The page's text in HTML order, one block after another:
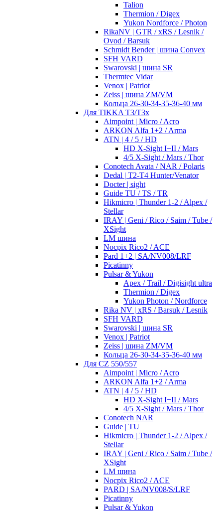
Talion
Thermion / Digex
Yukon Nordforce / Photon
RikaNV | GTR / xRS / Lesnik /
Ovod / Barsuk
Schmidt Bender | шина Convex
SFH VARD
Swarovski | шина SR
Thermtec Vidar
Venox | Patriot
Zeiss | шина ZM/VM
Кольца 26-30-34-35-36-40 мм
Для TIKKA T3/T3x
Aimpoint | Micro / Acro
ARKON Alfa 1+2 / Arma
ATN | 4 / 5 / HD
HD X-Sight I+II / Mars
4/5 X-Sight / Mars / Thor
Conotech Avata / NAR / Polaris
Dedal | T2-T4 Hunter/Venator
Docter | sight
Guide TU / TS / TR
Hikmicro | Thunder 1-2 / Alpex /
Stellar
IRAY | Geni / Rico / Saim / Tube /
XSight
LM шина
Nocpix Rico2 / ACE
Pard 1+2 | SA/NV008/LRF
Picatinny
Pulsar & Yukon
Apex / Trail / Digisight ultra
Thermion / Digex
Yukon Photon / Nordforce
Rika NV | xRS / Barsuk / Lesnik
SFH VARD
Swarovski | шина SR
Venox | Patriot
Zeiss | шина ZM/VM
Кольца 26-30-34-35-36-40 мм
Для CZ 550/557
Aimpoint | Micro / Acro
ARKON Alfa 1+2 / Arma
ATN | 4 / 5 / HD
HD X-Sight I+II / Mars
4/5 X-Sight / Mars / Thor
Conotech NAR
Guide | TU
Hikmicro | Thunder 1-2 / Alpex /
Stellar
IRAY | Geni / Rico / Saim / Tube /
XSight
LM шина
Nocpix Rico2 / ACE
PARD | SA/NV008/S/LRF
Picatinny
Pulsar & Yukon